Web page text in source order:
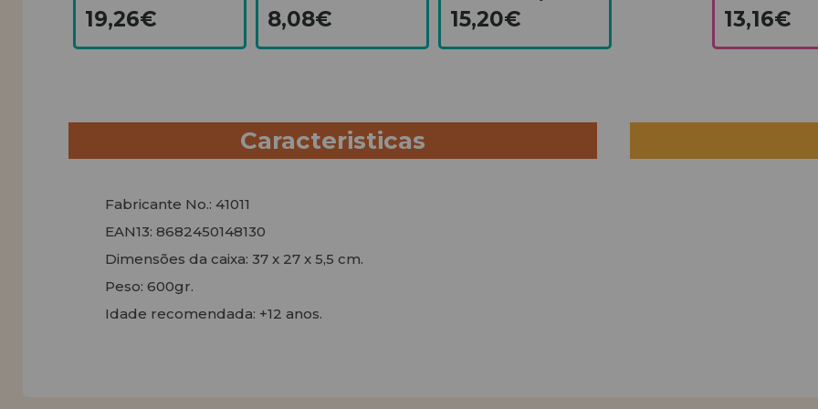
19,26€ 8,08€ 15,20€ 13,16€
Caracteristicas
Fabricante No.: 41011
EAN13: 8682450148130
Dimensões da caixa: 37 x 27 x 5,5 cm.
Peso: 600gr.
Idade recomendada: +12 anos.